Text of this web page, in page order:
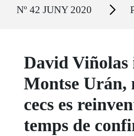
Nº 42 JUNY 2020 Secciones
David Viñolas
Montse Urán,
cecs es
temps de